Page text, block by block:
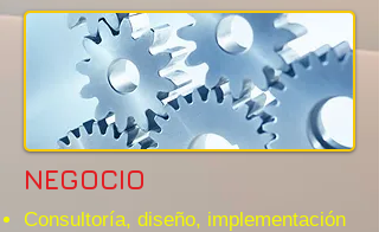
NEGOCIO
Consultoría, diseño, implementación